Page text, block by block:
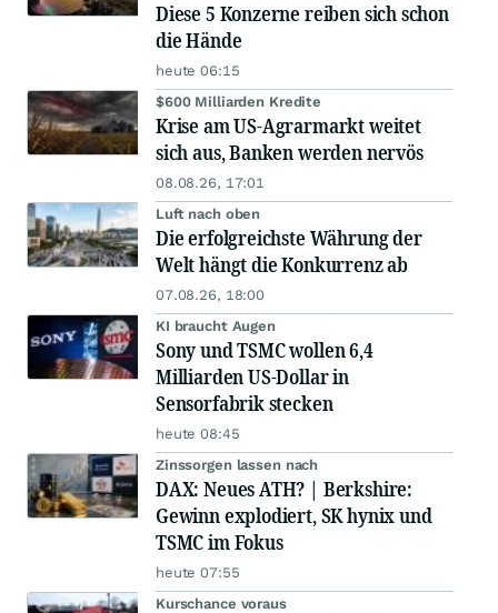
Diese 5 Konzerne reiben sich schon
die Hände
heute 06:15
$600 Milliarden Kredite
Krise am US-Agrarmarkt weitet
sich aus, Banken werden nervös
08.08.26, 17:01
Luft nach oben
Die erfolgreichste Währung der
Welt hängt die Konkurrenz ab
07.08.26, 18:00
KI braucht Augen
Sony und TSMC wollen 6,4
Milliarden US-Dollar in
Sensorfabrik stecken
heute 08:45
Zinssorgen lassen nach
DAX: Neues ATH? | Berkshire:
Gewinn explodiert, SK hynix und
TSMC im Fokus
heute 07:55
Kurschance voraus